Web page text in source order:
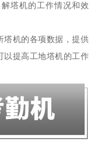
塔机的工作情况和效
塔机的各项数据，提供
以提高工地塔机的工作